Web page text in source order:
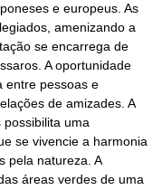
e europeus. As
amenizando a
se encarrega de
A oportunidade
entre pessoas e
de amizades. A
uma
se vivencie a harmonia
pela natureza. A
áreas verdes de uma